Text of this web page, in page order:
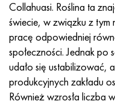
Collahuasi. Roślina ta
świecie, w związku z tym
pracę odpowiedniej
społeczności. Jednak po
udało się ustabilizować,
produkcyjnych zakładu
Również wzrosła liczba
Incotherm
Incotest
Jette M152
Kobalt 6B
47nd
47НХР
49KF
49K2F, 49K2FA-VI
HN62VMYUT
HN62MVKYU
HN63MB
XN65VM
WT-35
PT-1M
PT-3V
PT-7M
1.4466 - AISI 310MoLn
Stop Al6xn
15-7Ph® - 1.4532
PH 13-8 Mo - 1,4534
10X17H13M3T
10X18N18Yu4D
11X11N2V2MF
12X18H9T
2,0872,
Silikonowy brąz
CW301G, C64200
brąz krzemowy
Czerwony mosiądz
C84400, CuSn2ZnPb
C83600, CuSn5ZnPb
45G2, 45g2, AISI 1144
Stal konstrukcyjna
10g2, 10g2, AISI 1513
12X2H4A, 15NiCr13,
Р6М5, 1.3343, hs6-5-2,
Р6М5К5, 1.3243, hs6-
R6M5F3, 1.3344, hs6-
Р9М4К8,1.3207